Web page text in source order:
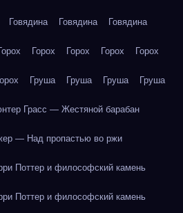
Говядина Говядина Говядина
Горох Горох Горох Горох
Груша Груша Груша Груша
Грасс — Жестяной барабан
— Над пропастью во ржи
Поттер и философский камень
Поттер и философский камень